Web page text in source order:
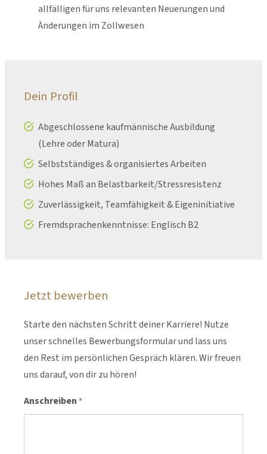
allfälligen für uns relevanten Neuerungen und
Änderungen im Zollwesen
Dein Profil
Abgeschlossene kaufmännische Ausbildung
(Lehre oder Matura)
Selbstständiges & organisiertes Arbeiten
Hohes Maß an Belastbarkeit/Stressresistenz
Zuverlässigkeit, Teamfähigkeit & Eigeninitiative
Fremdsprachenkenntnisse: Englisch B2
Jetzt bewerben
Starte den nächsten Schritt deiner Karriere! Nutze
unser schnelles Bewerbungsformular und lass uns
den Rest im persönlichen Gespräch klären. Wir freuen
uns darauf, von dir zu hören!
Anschreiben *